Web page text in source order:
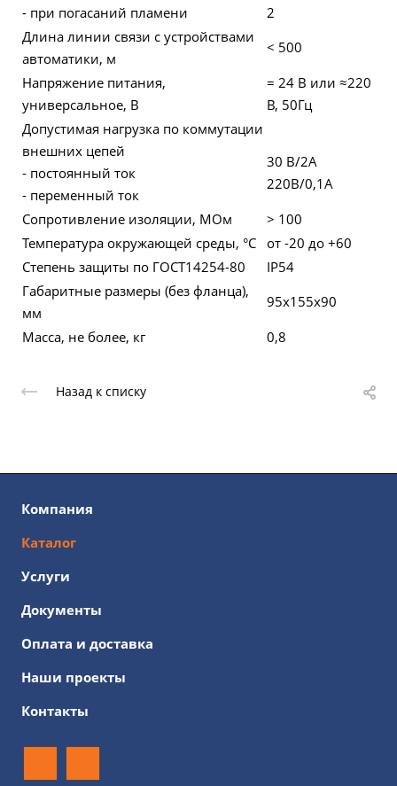
- при погасаний пламени
2
Длина линии связи с устройствами
автоматики, м
< 500
Напряжение питания,
универсальное, В
= 24 В или ≈220
В, 50Гц
Допустимая нагрузка по коммутации
внешних цепей
- постоянный ток
- переменный ток
30 В/2А
220В/0,1А
Сопротивление изоляции, МОм
> 100
Температура окружающей среды, °С от -20 до +60
Степень защиты по ГОСТ14254-80
IP54
Габаритные размеры (без фланца),
мм
95х155х90
Масса, не более, кг
0,8
Назад к списку
Компания
Каталог
Услуги
Документы
Оплата и доставка
Наши проекты
Контакты